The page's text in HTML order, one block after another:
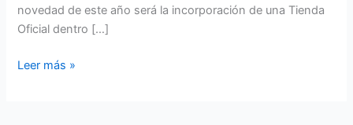
novedad de este año será la incorporación de una Tienda
Oficial dentro […]
Leer más »